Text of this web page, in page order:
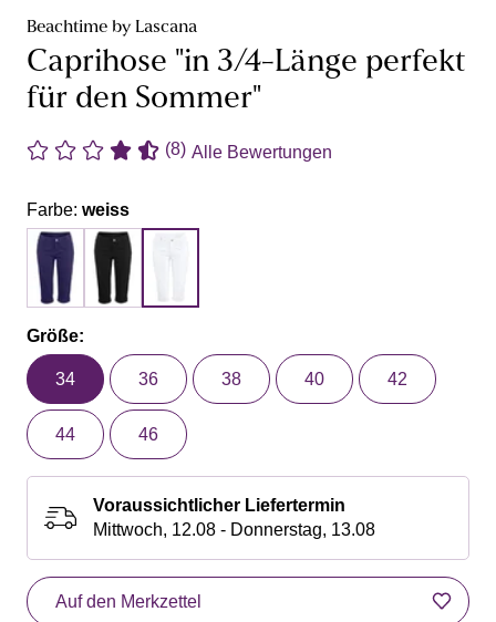
Beachtime by Lascana
Caprihose "in 3/4-Länge perfekt
für den Sommer"
(8) Alle Bewertungen
Farbe: weiss
Größe:
34 36 38 40 42
44 46
Voraussichtlicher Liefertermin
Mittwoch, 12.08 - Donnerstag, 13.08
Auf den Merkzettel